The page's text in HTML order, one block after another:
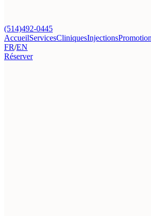
(514)492-0445
AccueilServicesCliniquesInjections
FR/EN
Réserver